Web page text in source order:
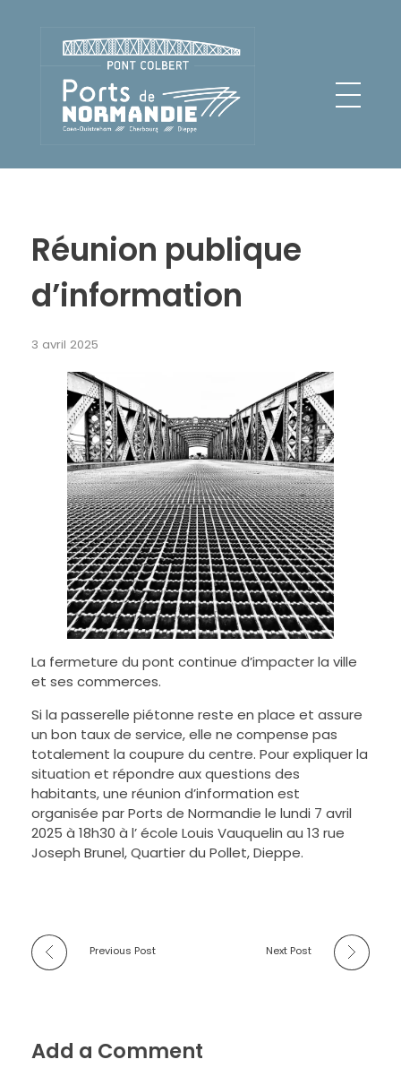
Réunion publique
d’information
3 avril 2025
La fermeture du pont continue d’impacter la ville
et ses commerces.
Si la passerelle piétonne reste en place et assure
un bon taux de service, elle ne compense pas
totalement la coupure du centre. Pour expliquer la
situation et répondre aux questions des
habitants, une réunion d’information est
organisée par Ports de Normandie le lundi 7 avril
2025 à 18h30 à l’ école Louis Vauquelin au 13 rue
Joseph Brunel, Quartier du Pollet, Dieppe.
Previous Post Next Post
Add a Comment